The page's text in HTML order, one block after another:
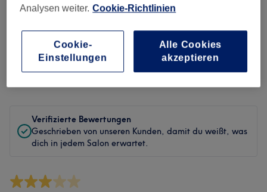
Bewertungen filtern
Behandlung Alle Bewertungen
Verifizierte Bewertungen
Geschrieben von unseren Kunden, damit du weißt, was
dich in jedem Salon erwartet.
Analysen weiter. Cookie-Richtlinien
Cookie-
Einstellungen
Alle Cookies
akzeptieren